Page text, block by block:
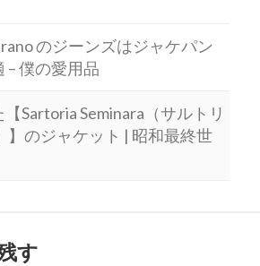
のジーンズはジャケパン
– 僕の愛用品
Sartoria Seminara（サルトリ
】のジャケット | 昭和最終世
す